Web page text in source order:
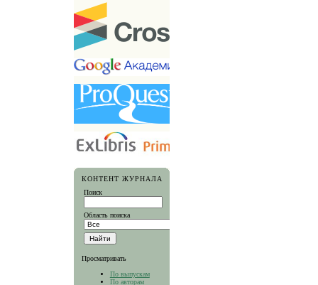
КОНТЕНТ ЖУРНАЛА
Поиск
Область поиска
Просматривать
По выпускам
По авторам